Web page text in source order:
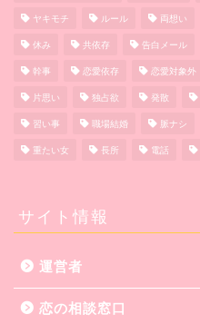
ヤキモチ ルール 両想い
休み 共依存 告白メール
幹事 恋愛依存 恋愛対象外
片思い 独占欲 発散
習い事 職場結婚 脈ナシ
重たい女 長所 電話
サイト情報
運営者
恋の相談窓口